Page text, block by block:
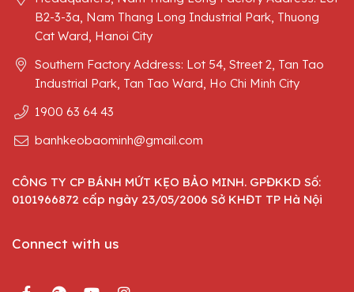
B2-3-3a, Nam Thang Long Industrial Park, Thuong
Cat Ward, Hanoi City
Southern Factory Address: Lot 54, Street 2, Tan Tao
Industrial Park, Tan Tao Ward, Ho Chi Minh City
1900 63 64 43
banhkeobaominh@gmail.com
CÔNG TY CP BÁNH MỨT KẸO BẢO MINH. GPĐKKD Số:
0101966872 cấp ngày 23/05/2006 Sở KHĐT TP Hà Nội
Connect with us